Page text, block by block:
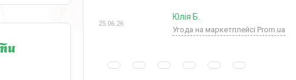
25.06.26
Юлія Б.
Угода на маркетплейсі Prom.ua